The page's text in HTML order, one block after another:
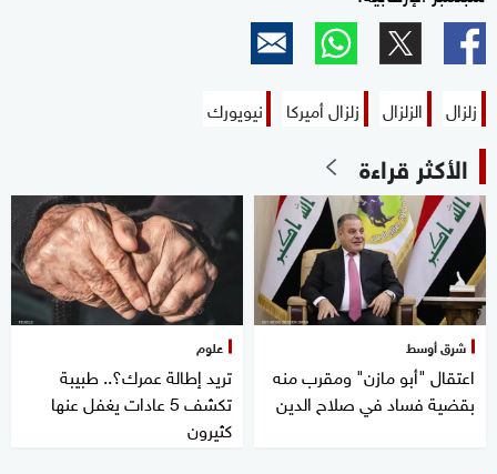
زلزال الزلزال زلزال أميركا نيويورك
الأكثر قراءة
شرق أوسط
اعتقال "أبو مازن" ومقرب منه
بقضية فساد في صلاح الدين
علوم
تريد إطالة عمرك؟.. طبيبة
تكشف 5 عادات يغفل عنها
كثيرون